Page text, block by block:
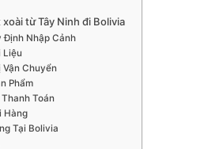
từ Tây Ninh đi Bolivia
Định Nhập Cảnh
Liệu
Vận Chuyển
Phẩm
Toán
Hàng
Tại Bolivia